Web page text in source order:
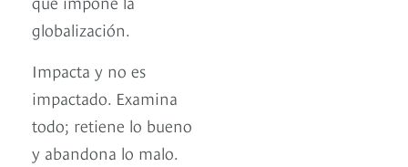
globalización.
Impacta y no es
impactado. Examina
todo; retiene lo bueno
y abandona lo malo.